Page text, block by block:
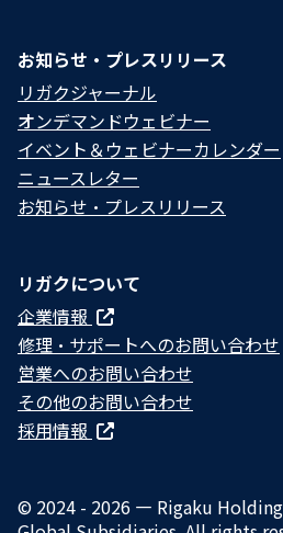
お知らせ・プレスリリース
リガクジャーナル
オンデマンドウェビナー
イベント＆ウェビナーカレンダー
ニュースレター
お知らせ・プレスリリース
リガクについて
企業情報
修理・サポートへのお問い合わせ
営業へのお問い合わせ
その他のお問い合わせ
採用情報
© 2024 - 2026 — Rigaku